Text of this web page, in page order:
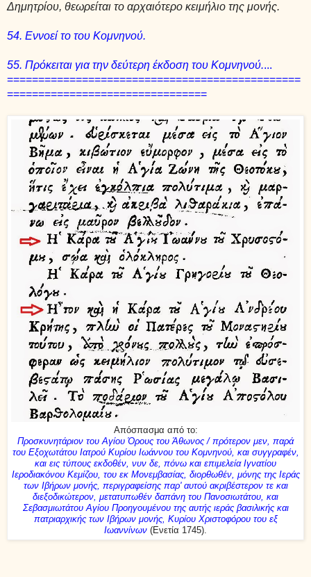
Δημητρίου, θεωρείται το αρχαιότερο κειμήλιο της μονής.
54. Εννοεί το του Κομνηνού.
55. Πρόκειται για την δεύτερη έκδοση του Κομνηνού....
===============================================
================================
Απόσπασμα από το:
Προσκυνητάριον του Αγίου Όρους του Άθωνος / πρότερον μεν, παρά
του Εξοχωτάτου Ιατρού Κυρίου Ιωάννου του Κομνηνού, και συγγραφέν,
και εις τύπους εκδοθέν, νυν δε, πόνω και επιμελεία Ιγνατίου
Ιεροδιακόνου Κεμίζου, του εκ Μονεμβασίας, διορθωθέν, μόνης της Ιεράς
των Ιβήρων μονής, περιγραφείσης παρ' αυτού ακριβέστερον τε και
διεξοδικώτερον, μετατυπωθέν δαπάνη του Πανοσιωτάτου, και
Σεβασμιωτάτου Αγίου Προηγουμένου της αυτής ιεράς βασιλικής και
πατριαρχικής των Ιβήρων μονής, Κυρίου Χριστοφόρου του εξ
Ιωαννίνων (Ενετία 1745).